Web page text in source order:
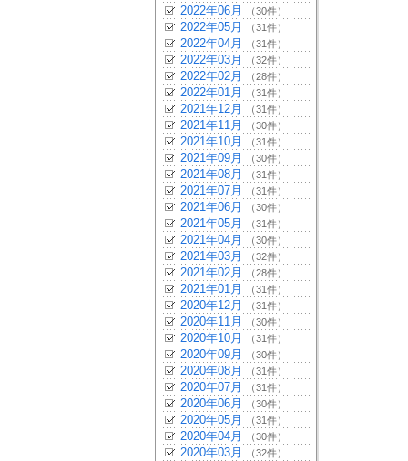
2022年06月 （30件）
2022年05月 （31件）
2022年04月 （31件）
2022年03月 （32件）
2022年02月 （28件）
2022年01月 （31件）
2021年12月 （31件）
2021年11月 （30件）
2021年10月 （31件）
2021年09月 （30件）
2021年08月 （31件）
2021年07月 （31件）
2021年06月 （30件）
2021年05月 （31件）
2021年04月 （30件）
2021年03月 （32件）
2021年02月 （28件）
2021年01月 （31件）
2020年12月 （31件）
2020年11月 （30件）
2020年10月 （31件）
2020年09月 （30件）
2020年08月 （31件）
2020年07月 （31件）
2020年06月 （30件）
2020年05月 （31件）
2020年04月 （30件）
2020年03月 （32件）